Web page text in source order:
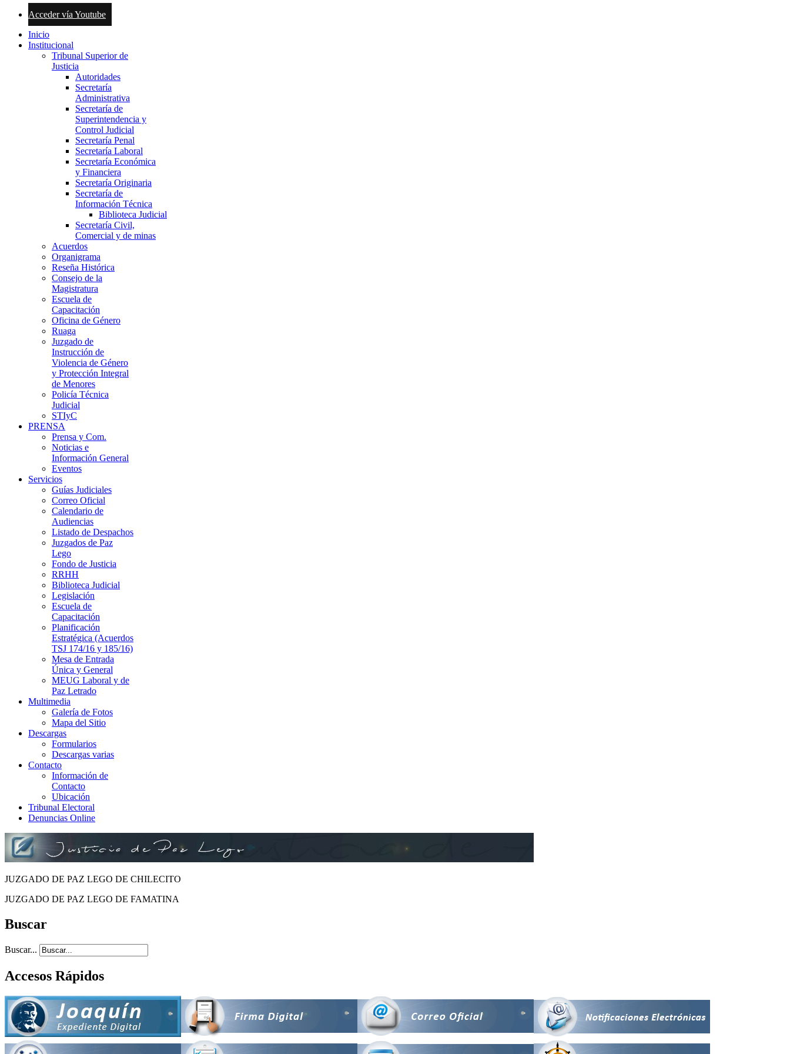
Acceder vía Youtube
Inicio
Institucional
Tribunal Superior de
Justicia
Autoridades
Secretaría
Administrativa
Secretaría de
Superintendencia y
Control Judicial
Secretaría Penal
Secretaría Laboral
Secretaría Económica
y Financiera
Secretaría Originaria
Secretaría de
Información Técnica
Biblioteca Judicial
Secretaría Civil,
Comercial y de minas
Acuerdos
Organigrama
Reseña Histórica
Consejo de la
Magistratura
Escuela de
Capacitación
Oficina de Género
Ruaga
Juzgado de
Instrucción de
Violencia de Género
y Protección Integral
de Menores
Policía Técnica
Judicial
STIyC
PRENSA
Prensa y Com.
Noticias e
Información General
Eventos
Servicios
Guías Judiciales
Correo Oficial
Calendario de
Audiencias
Listado de Despachos
Juzgados de Paz
Lego
Fondo de Justicia
RRHH
Biblioteca Judicial
Legislación
Escuela de
Capacitación
Planificación
Estratégica (Acuerdos
TSJ 174/16 y 185/16)
Mesa de Entrada
Única y General
MEUG Laboral y de
Paz Letrado
Multimedia
Galería de Fotos
Mapa del Sitio
Descargas
Formularios
Descargas varias
Contacto
Información de
Contacto
Ubicación
Tribunal Electoral
Denuncias Online
JUZGADO DE PAZ LEGO DE CHILECITO
JUZGADO DE PAZ LEGO DE FAMATINA
Buscar
Buscar...
Accesos Rápidos